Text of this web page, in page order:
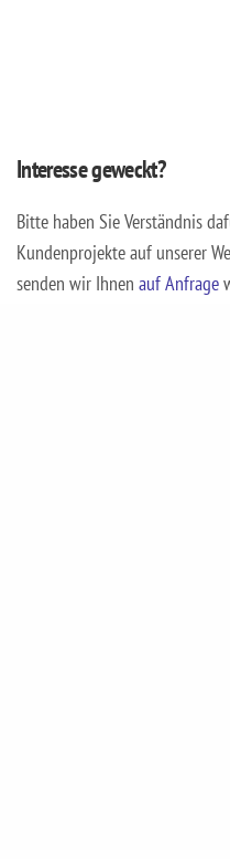
Interesse geweckt?
Bitte haben Sie Verständnis
Kundenprojekte auf unserer
senden wir Ihnenauf Anfrage